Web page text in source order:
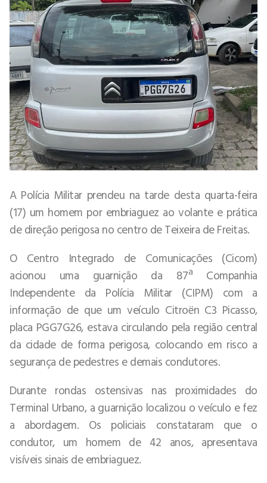
A Polícia Militar prendeu na tarde desta quarta-feira
(17) um homem por embriaguez ao volante e prática
de direção perigosa no centro de Teixeira de Freitas.
O Centro Integrado de Comunicações (Cicom)
acionou uma guarnição da 87ª Companhia
Independente da Polícia Militar (CIPM) com a
informação de que um veículo Citroën C3 Picasso,
placa PGG7G26, estava circulando pela região central
da cidade de forma perigosa, colocando em risco a
segurança de pedestres e demais condutores.
Durante rondas ostensivas nas proximidades do
Terminal Urbano, a guarnição localizou o veículo e fez
a abordagem. Os policiais constataram que o
condutor, um homem de 42 anos, apresentava
visíveis sinais de embriaguez.